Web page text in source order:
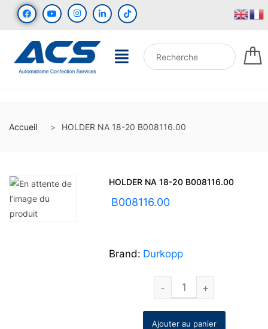
Accueil HOLDER NA 18-20 B008116.00
HOLDER NA 18-20 B008116.00
B008116.00
Brand: Durkopp
Ajouter au panier